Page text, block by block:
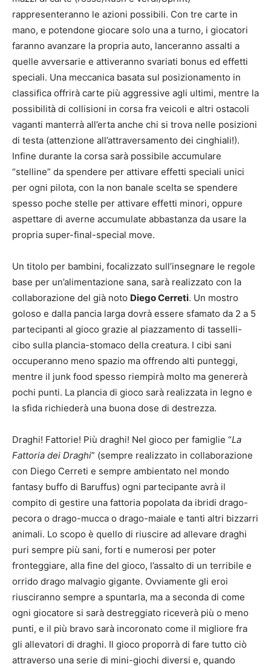
rappresenteranno le azioni possibili. Con tre carte in
mano, e potendone giocare solo una a turno, i giocatori
faranno avanzare la propria auto, lanceranno assalti a
quelle avversarie e attiveranno svariati bonus ed effetti
speciali. Una meccanica basata sul posizionamento in
classifica offrirà carte più aggressive agli ultimi, mentre la
possibilità di collisioni in corsa fra veicoli e altri ostacoli
vaganti manterrà all’erta anche chi si trova nelle posizioni
di testa (attenzione all’attraversamento dei cinghiali!).
Infine durante la corsa sarà possibile accumulare
“stelline” da spendere per attivare effetti speciali unici
per ogni pilota, con la non banale scelta se spendere
spesso poche stelle per attivare effetti minori, oppure
aspettare di averne accumulate abbastanza da usare la
propria super-final-special move.
Un titolo per bambini, focalizzato sull’insegnare le regole
base per un’alimentazione sana, sarà realizzato con la
collaborazione del già noto Diego Cerreti. Un mostro
goloso e dalla pancia larga dovrà essere sfamato da 2 a 5
partecipanti al gioco grazie al piazzamento di tasselli-
cibo sulla plancia-stomaco della creatura. I cibi sani
occuperanno meno spazio ma offrendo alti punteggi,
mentre il junk food spesso riempirà molto ma genererà
pochi punti. La plancia di gioco sarà realizzata in legno e
la sfida richiederà una buona dose di destrezza.
Draghi! Fattorie! Più draghi! Nel gioco per famiglie “La
Fattoria dei Draghi” (sempre realizzato in collaborazione
con Diego Cerreti e sempre ambientato nel mondo
fantasy buffo di Baruffus) ogni partecipante avrà il
compito di gestire una fattoria popolata da ibridi drago-
pecora o drago-mucca o drago-maiale e tanti altri bizzarri
animali. Lo scopo è quello di riuscire ad allevare draghi
puri sempre più sani, forti e numerosi per poter
fronteggiare, alla fine del gioco, l’assalto di un terribile e
orrido drago malvagio gigante. Ovviamente gli eroi
riusciranno sempre a spuntarla, ma a seconda di come
ogni giocatore si sarà destreggiato riceverà più o meno
punti, e il più bravo sarà incoronato come il migliore fra
gli allevatori di draghi. Il gioco proporrà di fare tutto ciò
attraverso una serie di mini-giochi diversi e, quando